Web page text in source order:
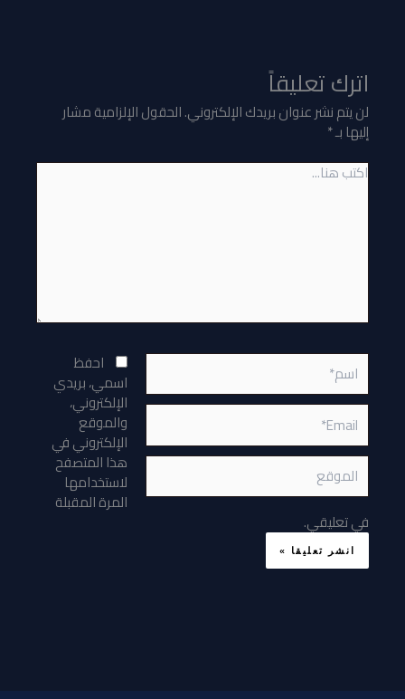
اترك تعليقاً
لن يتم نشر عنوان بريدك الإلكتروني.الحقول الإلزامية مشار
إليها بـ*
اكتب
اسم*
Email*
الموقع
احفظ
اسمي، بريدي
الإلكتروني،
والموقع
الإلكتروني في
هذا المتصفح
لاستخدامها
المرة المقبلة
في تعليقي.